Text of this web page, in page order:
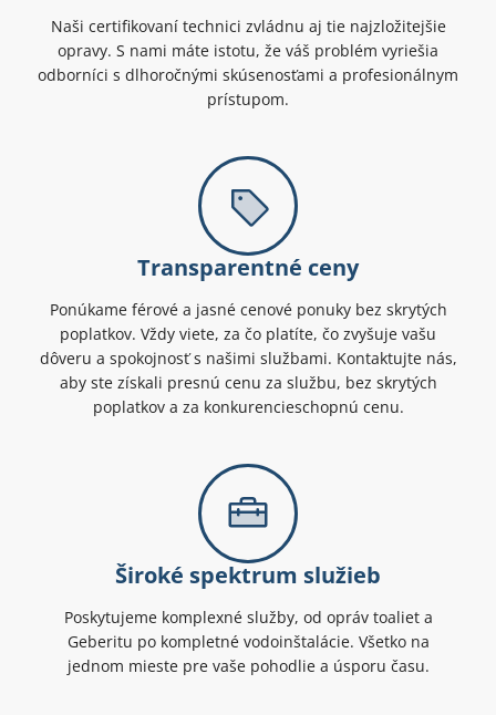
Naši certifikovaní technici zvládnu aj tie najzložitejšie
opravy. S nami máte istotu, že váš problém vyriešia
odborníci s dlhoročnými skúsenosťami a profesionálnym
prístupom.
Transparentné ceny
Ponúkame férové a jasné cenové ponuky bez skrytých
poplatkov. Vždy viete, za čo platíte, čo zvyšuje vašu
dôveru a spokojnosť s našimi službami. Kontaktujte nás,
aby ste získali presnú cenu za službu, bez skrytých
poplatkov a za konkurencieschopnú cenu.
Široké spektrum služieb
Poskytujeme komplexné služby, od opráv toaliet a
Geberitu po kompletné vodoinštalácie. Všetko na
jednom mieste pre vaše pohodlie a úsporu času.